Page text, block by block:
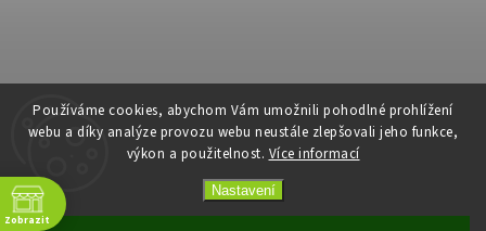
Používáme cookies, abychom Vám umožnili pohodlné prohlížení
webu a díky analýze provozu webu neustále zlepšovali jeho funkce,
výkon a použitelnost. Více informací
Nastavení
Copyright 2026E-shop Slunečnice. Všechna práva vyhrazena.
VytvořilShoptet| Design
Zobrazit